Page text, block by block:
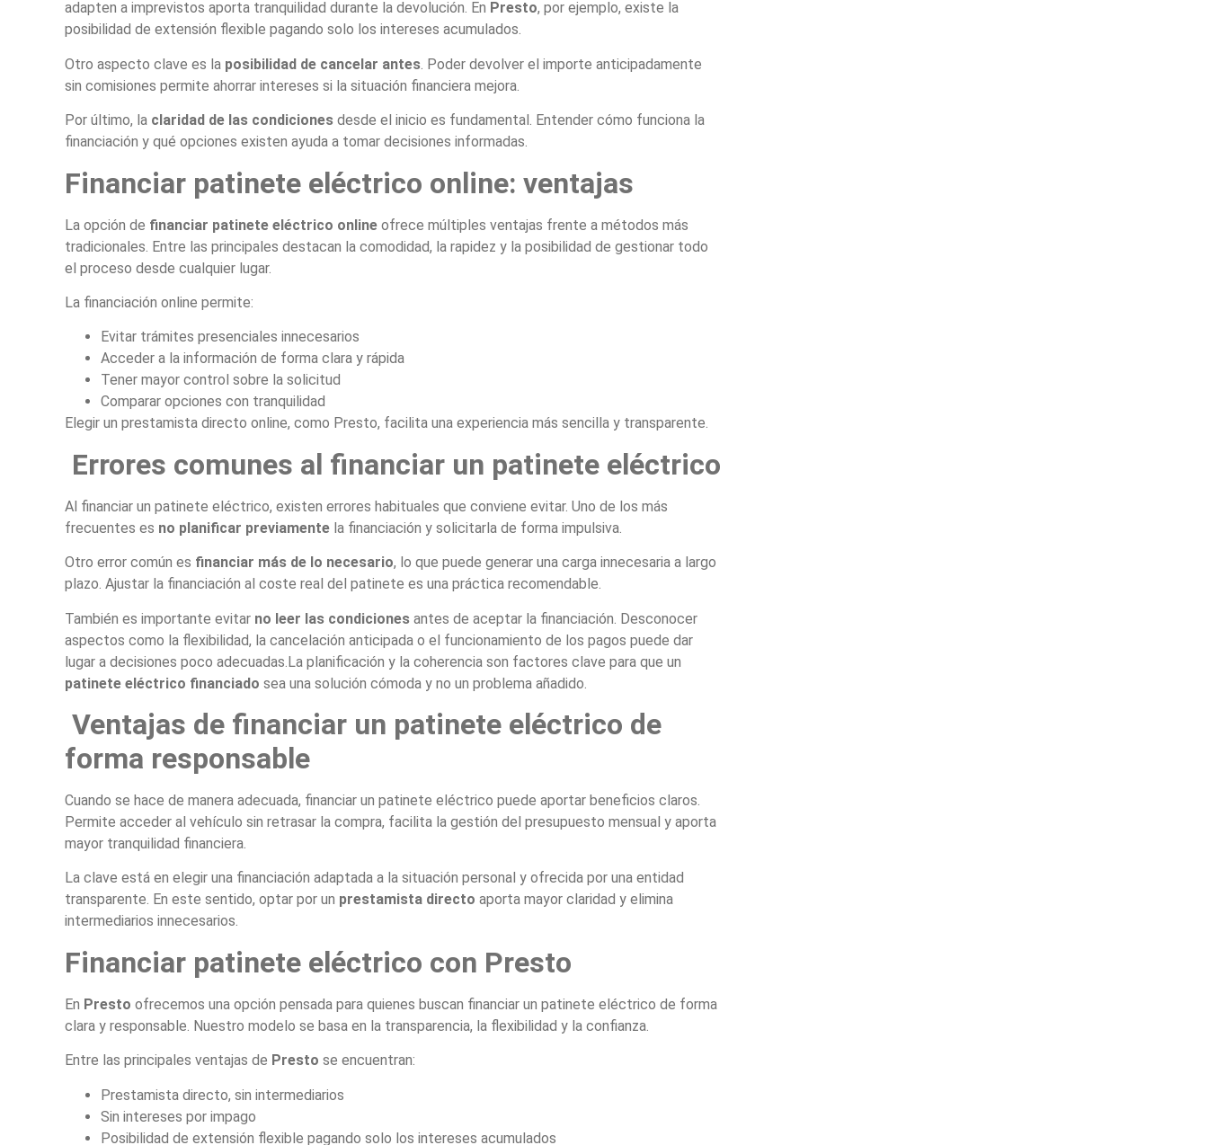
adapten a imprevistos aporta tranquilidad durante la devolución. En Presto, por ejemplo, existe la
posibilidad de extensión flexible pagando solo los intereses acumulados.
Otro aspecto clave es la posibilidad de cancelar antes. Poder devolver el importe anticipadamente
sin comisiones permite ahorrar intereses si la situación financiera mejora.
Por último, la claridad de las condiciones desde el inicio es fundamental. Entender cómo funciona la
financiación y qué opciones existen ayuda a tomar decisiones informadas.
Financiar patinete eléctrico online: ventajas
La opción de financiar patinete eléctrico online ofrece múltiples ventajas frente a métodos más
tradicionales. Entre las principales destacan la comodidad, la rapidez y la posibilidad de gestionar todo
el proceso desde cualquier lugar.
La financiación online permite:
Evitar trámites presenciales innecesarios
Acceder a la información de forma clara y rápida
Tener mayor control sobre la solicitud
Comparar opciones con tranquilidad
Elegir un prestamista directo online, como Presto, facilita una experiencia más sencilla y transparente.
Errores comunes al financiar un patinete eléctrico
Al financiar un patinete eléctrico, existen errores habituales que conviene evitar. Uno de los más
frecuentes es no planificar previamente la financiación y solicitarla de forma impulsiva.
Otro error común es financiar más de lo necesario, lo que puede generar una carga innecesaria a largo
plazo. Ajustar la financiación al coste real del patinete es una práctica recomendable.
También es importante evitar no leer las condiciones antes de aceptar la financiación. Desconocer
aspectos como la flexibilidad, la cancelación anticipada o el funcionamiento de los pagos puede dar
lugar a decisiones poco adecuadas.La planificación y la coherencia son factores clave para que un
patinete eléctrico financiado sea una solución cómoda y no un problema añadido.
Ventajas de financiar un patinete eléctrico de
forma responsable
Cuando se hace de manera adecuada, financiar un patinete eléctrico puede aportar beneficios claros.
Permite acceder al vehículo sin retrasar la compra, facilita la gestión del presupuesto mensual y aporta
mayor tranquilidad financiera.
La clave está en elegir una financiación adaptada a la situación personal y ofrecida por una entidad
transparente. En este sentido, optar por un prestamista directo aporta mayor claridad y elimina
intermediarios innecesarios.
Financiar patinete eléctrico con Presto
En Presto ofrecemos una opción pensada para quienes buscan financiar un patinete eléctrico de forma
clara y responsable. Nuestro modelo se basa en la transparencia, la flexibilidad y la confianza.
Entre las principales ventajas de Presto se encuentran:
Prestamista directo, sin intermediarios
Sin intereses por impago
Posibilidad de extensión flexible pagando solo los intereses acumulados